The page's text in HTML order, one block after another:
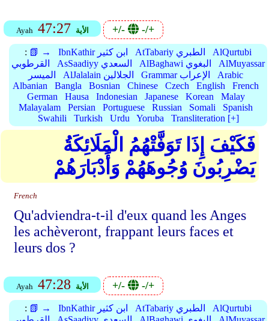
Ayah 47:27 الأية +/- -/+
: 📗 → IbnKathir ابن كثير AtTabariy الطبري
AlQurtubi
القرطوبي
AsSaadiyy السعدي AlBaghawi البغوي
AlMuyassar
الميسر
AlJalalain الجلالين Grammar الإعراب
Arabic
Albanian
Bangla Bosnian Chinese Czech English
French
German
Hausa Indonesian Japanese Korean
Malay
Malayalam
Persian Portuguese Russian Somali
Spanish
Swahili
Turkish Urdu Yoruba Transliteration [+]
فَكَيْفَ إِذَا تَوَفَّتْهُمُ الْمَلَائِكَةُ
يَضْرِبُونَ وُجُوهَهُمْ وَأَدْبَارَهُمْ
French
Qu'adviendra-t-il d'eux quand les Anges
les achèveront, frappant leurs faces et
leurs dos ?
Ayah 47:28 الأية +/- -/+
: 📗 → IbnKathir ابن كثير AtTabariy الطبري
AlQurtubi